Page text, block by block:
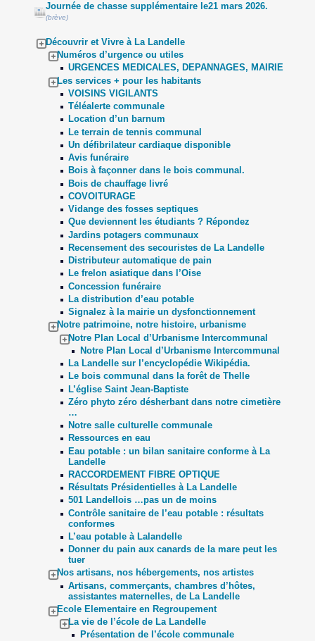
Journée de chasse supplémentaire le21 mars 2026.
(brève)
Découvrir et Vivre à La Landelle
Numéros d’urgence ou utiles
URGENCES MEDICALES, DEPANNAGES, MAIRIE
Les services + pour les habitants
VOISINS VIGILANTS
Téléalerte communale
Location d’un barnum
Le terrain de tennis communal
Un défibrilateur cardiaque disponible
Avis funéraire
Bois à façonner dans le bois communal.
Bois de chauffage livré
COVOITURAGE
Vidange des fosses septiques
Que deviennent les étudiants ? Répondez
Jardins potagers communaux
Recensement des secouristes de La Landelle
Distributeur automatique de pain
Le frelon asiatique dans l’Oise
Concession funéraire
La distribution d’eau potable
Signalez à la mairie un dysfonctionnement
Notre patrimoine, notre histoire, urbanisme
Notre Plan Local d’Urbanisme Intercommunal
Notre Plan Local d’Urbanisme Intercommunal
La Landelle sur l’encyclopédie Wikipédia.
Le bois communal dans la forêt de Thelle
L’église Saint Jean-Baptiste
Zéro phyto zéro désherbant dans notre cimetière
…
Notre salle culturelle communale
Ressources en eau
Eau potable : un bilan sanitaire conforme à La
Landelle
RACCORDEMENT FIBRE OPTIQUE
Résultats Présidentielles à La Landelle
501 Landellois …pas un de moins
Contrôle sanitaire de l’eau potable : résultats
conformes
L’eau potable à Lalandelle
Donner du pain aux canards de la mare peut les
tuer
Nos artisans, nos hébergements, nos artistes
Artisans, commerçants, chambres d’hôtes,
assistantes maternelles, de La Landelle
Ecole Elementaire en Regroupement
La vie de l’école de La Landelle
Présentation de l’école communale